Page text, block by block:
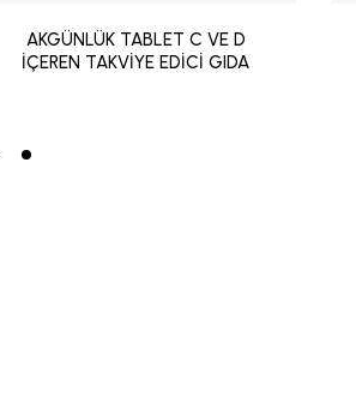
AKGÜNLÜK TABLET C VE D
İÇEREN TAKVİYE EDİCİ GIDA